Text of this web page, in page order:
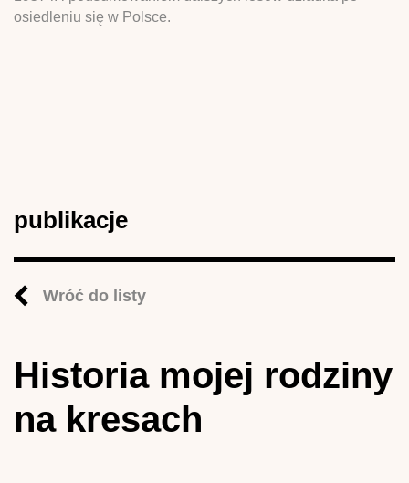
osiedleniu się w Polsce.
publikacje
Wróć do listy
Historia mojej rodziny
na kresach